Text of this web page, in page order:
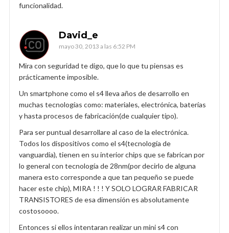
funcionalidad.
David_e
mayo 30, 2013 a las 6:52 PM
Mira con seguridad te digo, que lo que tu piensas es
prácticamente imposible.
Un smartphone como el s4 lleva años de desarrollo en
muchas tecnologías como: materiales, electrónica, baterías
y hasta procesos de fabricación(de cualquier tipo).
Para ser puntual desarrollare al caso de la electrónica.
Todos los dispositivos como el s4(tecnología de
vanguardia), tienen en su interior chips que se fabrican por
lo general con tecnología de 28nm(por decirlo de alguna
manera esto corresponde a que tan pequeño se puede
hacer este chip), MIRA ! ! ! Y SOLO LOGRAR FABRICAR
TRANSISTORES de esa dimensión es absolutamente
costosoooo.
Entonces si ellos intentaran realizar un mini s4 con